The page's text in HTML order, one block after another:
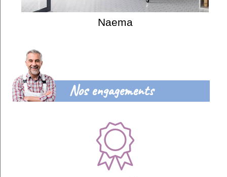
Naema
Nos engagements